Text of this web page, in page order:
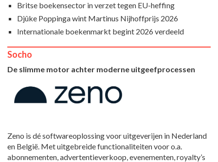
Britse boekensector in verzet tegen EU-heffing
Djûke Poppinga wint Martinus Nijhoffprijs 2026
Internationale boekenmarkt begint 2026 verdeeld
Socho
De slimme motor achter moderne uitgeefprocessen
Zeno is dé softwareoplossing voor uitgeverijen in Nederland
en België. Met uitgebreide functionaliteiten voor o.a.
abonnementen, advertentieverkoop, evenementen, royalty’s